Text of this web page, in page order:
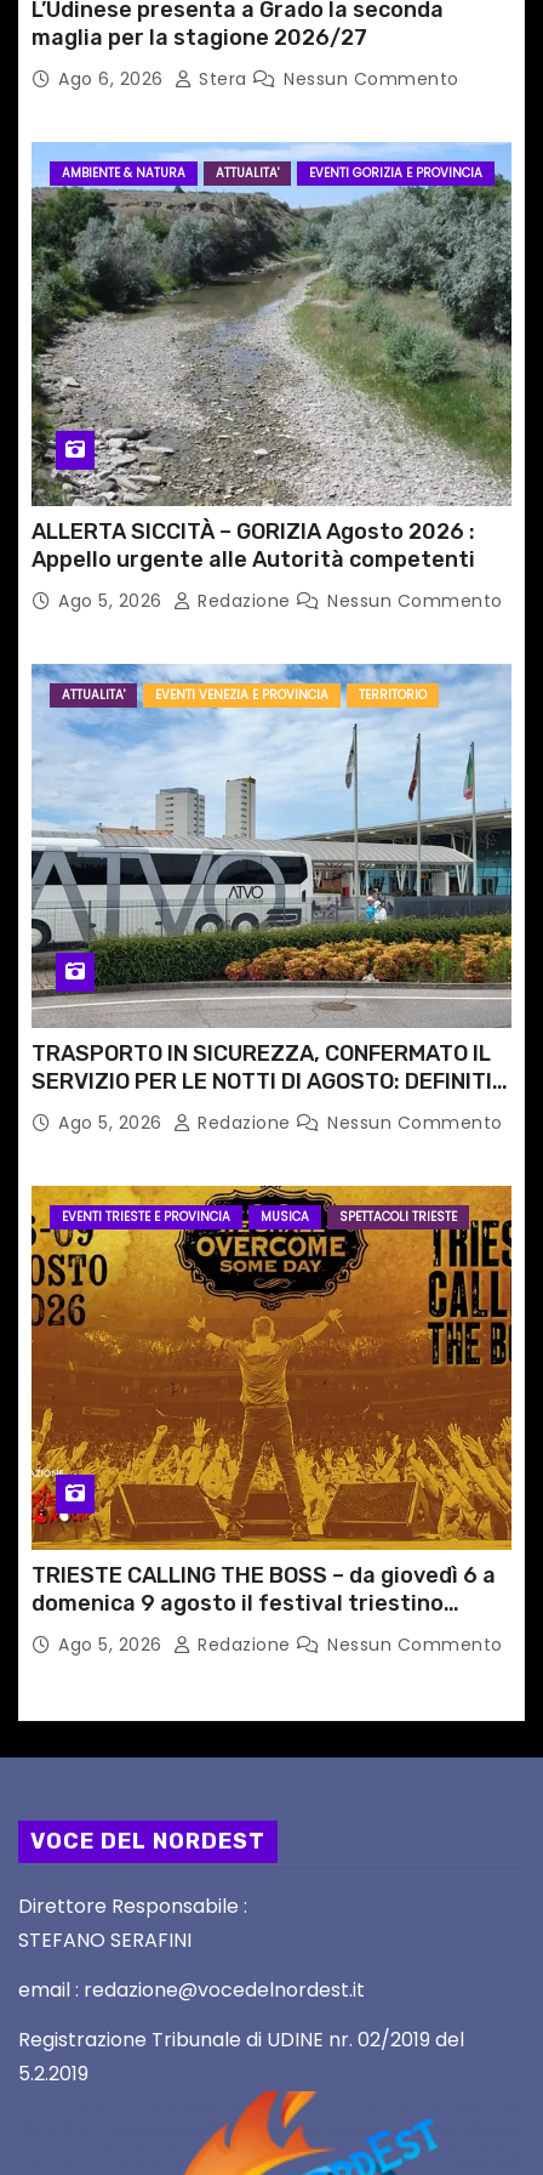
o
L’Udinese presenta a Grado la seconda
maglia per la stagione 2026/27
Ago 6, 2026 Stera Nessun Commento
AMBIENTE & NATURA ATTUALITA' EVENTI GORIZIA E PROVINCIA
ALLERTA SICCITÀ – GORIZIA Agosto 2026 :
Appello urgente alle Autorità competenti
Ago 5, 2026 Redazione Nessun Commento
ATTUALITA' EVENTI VENEZIA E PROVINCIA TERRITORIO
TRASPORTO IN SICUREZZA, CONFERMATO IL
SERVIZIO PER LE NOTTI DI AGOSTO: DEFINITI
PERCORSI, FERMATE E ORARIO
Ago 5, 2026 Redazione Nessun Commento
EVENTI TRIESTE E PROVINCIA MUSICA SPETTACOLI TRIESTE
TRIESTE CALLING THE BOSS – da giovedì 6 a
domenica 9 agosto il festival triestino
dedicato a Springsteen
Ago 5, 2026 Redazione Nessun Commento
VOCE DEL NORDEST
Direttore Responsabile :
STEFANO SERAFINI
email : redazione@vocedelnordest.it
Registrazione Tribunale di UDINE nr. 02/2019 del
5.2.2019